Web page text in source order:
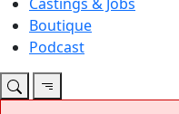
Boutique
Podcast